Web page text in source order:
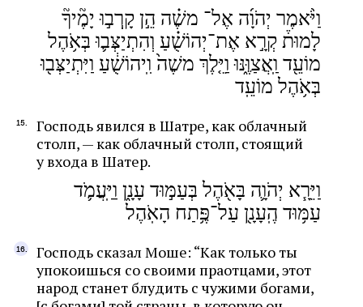
וַיֹּ֨אמֶר יְהֹוָ֜ה אֶל־ משֶׁ֗ה הֵ֣ן קָֽרְב֣וּ יָמֶ֘יךָ֘
לָמוּת֒ קְרָ֣א אֶת־יְהוֹשֻׁ֗עַ וְהִתְיַצְּב֛וּ בְּאֹ֥הֶל
מוֹעֵ֖ד וַֽאֲצַוֶּ֑נּוּ וַיֵּ֤לֶךְ משֶׁה֙ וִֽיהוֹשֻׁ֔עַ וַיִּתְיַצְּב֖וּ
בְּאֹ֥הֶל מוֹעֵֽד
Господь явился в Шатре, как облачный
столп, — как облачный столп, стоящий
у входа в Шатер.
וַיֵּרָ֧א יְהֹוָ֛ה בָּאֹ֖הֶל בְּעַמּ֣וּד עָנָ֑ן וַיַּֽעֲמֹ֛ד
עַמּ֥וּד הֶֽעָנָ֖ן עַל־פֶּ֥תַח הָאֹֽהֶל
Господь сказал Моше: “Как только ты
упокоишься со своими праотцами, этот
народ станет блудить с чужими богами,